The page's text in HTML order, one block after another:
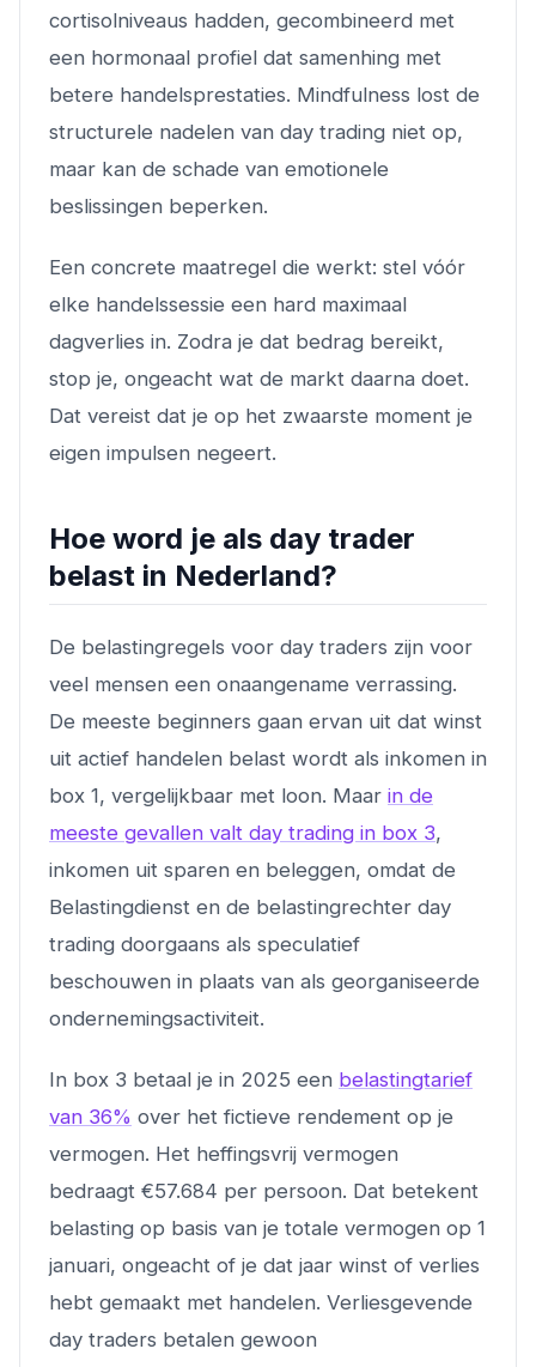
cortisolniveaus hadden, gecombineerd met
een hormonaal profiel dat samenhing met
betere handelsprestaties. Mindfulness lost de
structurele nadelen van day trading niet op,
maar kan de schade van emotionele
beslissingen beperken.
Een concrete maatregel die werkt: stel vóór
elke handelssessie een hard maximaal
dagverlies in. Zodra je dat bedrag bereikt,
stop je, ongeacht wat de markt daarna doet.
Dat vereist dat je op het zwaarste moment je
eigen impulsen negeert.
Hoe word je als day trader
belast in Nederland?
De belastingregels voor day traders zijn voor
veel mensen een onaangename verrassing.
De meeste beginners gaan ervan uit dat winst
uit actief handelen belast wordt als inkomen in
box 1, vergelijkbaar met loon. Maar in de
meeste gevallen valt day trading in box 3,
inkomen uit sparen en beleggen, omdat de
Belastingdienst en de belastingrechter day
trading doorgaans als speculatief
beschouwen in plaats van als georganiseerde
ondernemingsactiviteit.
In box 3 betaal je in 2025 een belastingtarief
van 36% over het fictieve rendement op je
vermogen. Het heffingsvrij vermogen
bedraagt €57.684 per persoon. Dat betekent
belasting op basis van je totale vermogen op 1
januari, ongeacht of je dat jaar winst of verlies
hebt gemaakt met handelen. Verliesgevende
day traders betalen gewoon